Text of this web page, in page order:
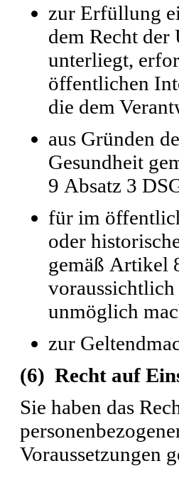
zur Erfüllung
dem Recht
unterliegt,
öffentlichen
die dem
aus Gründen
Gesundheit
9 Absatz 3
für im
oder
gemäß Artikel
unmöglich
zur
(6) Recht auf
Sie haben das
Voraussetzungen